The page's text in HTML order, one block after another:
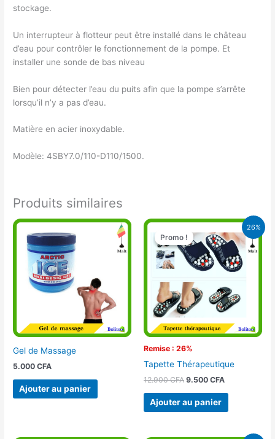
stockage.
Un interrupteur à flotteur peut être installé dans le château
d’eau pour contrôler le fonctionnement de la pompe. Et
installer une sonde de bas niveau
Bien pour détecter l’eau du puits afin que la pompe s’arrête
lorsqu’il n’y a pas d’eau.
Matière en acier inoxydable.
Modèle: 4SBY7.0/110-D110/1500.
Produits similaires
Gel de Massage
5.000CFA
Ajouter au panier
26%
Promo !
Remise : 26%
Promo !
Tapette Thérapeutique
12.900CFA
Le
prix
initial
était :
12.900 CFA.
9.500 CFA
Le
prix
actuel
est :
9.500 CFA.
Ajouter au panier